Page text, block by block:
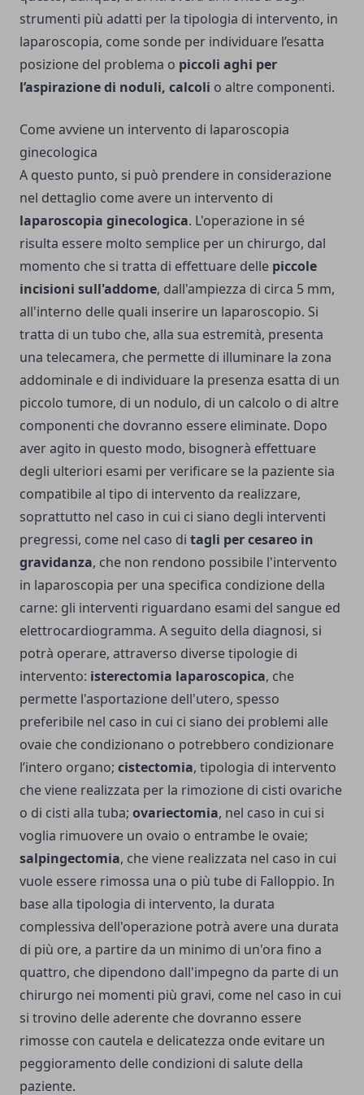
strumenti più adatti per la tipologia di intervento, in
laparoscopia, come sonde per individuare l’esatta
posizione del problema o piccoli aghi per
l’aspirazione di noduli, calcoli o altre componenti.
Come avviene un intervento di laparoscopia
ginecologica
A questo punto, si può prendere in considerazione
nel dettaglio come avere un intervento di
laparoscopia ginecologica. L'operazione in sé
risulta essere molto semplice per un chirurgo, dal
momento che si tratta di effettuare delle piccole
incisioni sull'addome, dall'ampiezza di circa 5 mm,
all'interno delle quali inserire un laparoscopio. Si
tratta di un tubo che, alla sua estremità, presenta
una telecamera, che permette di illuminare la zona
addominale e di individuare la presenza esatta di un
piccolo tumore, di un nodulo, di un calcolo o di altre
componenti che dovranno essere eliminate. Dopo
aver agito in questo modo, bisognerà effettuare
degli ulteriori esami per verificare se la paziente sia
compatibile al tipo di intervento da realizzare,
soprattutto nel caso in cui ci siano degli interventi
pregressi, come nel caso di tagli per cesareo in
gravidanza, che non rendono possibile l'intervento
in laparoscopia per una specifica condizione della
carne: gli interventi riguardano esami del sangue ed
elettrocardiogramma. A seguito della diagnosi, si
potrà operare, attraverso diverse tipologie di
intervento: isterectomia laparoscopica, che
permette l'asportazione dell'utero, spesso
preferibile nel caso in cui ci siano dei problemi alle
ovaie che condizionano o potrebbero condizionare
l’intero organo; cistectomia, tipologia di intervento
che viene realizzata per la rimozione di cisti ovariche
o di cisti alla tuba; ovariectomia, nel caso in cui si
voglia rimuovere un ovaio o entrambe le ovaie;
salpingectomia, che viene realizzata nel caso in cui
vuole essere rimossa una o più tube di Falloppio. In
base alla tipologia di intervento, la durata
complessiva dell'operazione potrà avere una durata
di più ore, a partire da un minimo di un'ora fino a
quattro, che dipendono dall'impegno da parte di un
chirurgo nei momenti più gravi, come nel caso in cui
si trovino delle aderente che dovranno essere
rimosse con cautela e delicatezza onde evitare un
peggioramento delle condizioni di salute della
paziente.